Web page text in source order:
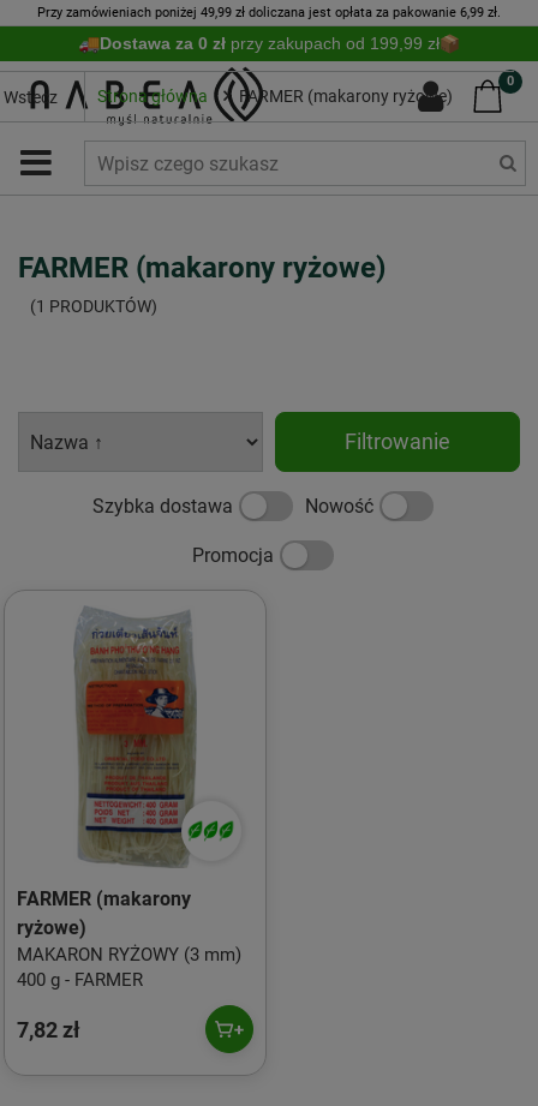
Przy zamówieniach poniżej 49,99 zł doliczana jest opłata za pakowanie 6,99 zł.
Dostawa za 0 zł przy zakupach od 199,99 zł
0
Wstecz Strona główna FARMER (makarony ryżowe)
FARMER (makarony ryżowe)
(1 PRODUKTÓW)
Filtrowanie
Szybka dostawa Nowość
Promocja
FARMER (makarony
ryżowe)
MAKARON RYŻOWY (3 mm)
400 g - FARMER
7,82 zł